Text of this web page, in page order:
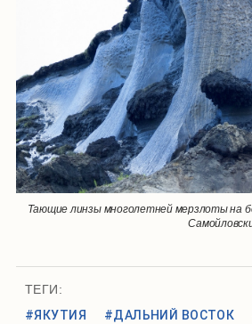
Тающие линзы многолетней мерзлоты на
ТЕГИ:
#ЯКУТИЯ
#ДАЛЬНИЙ ВОСТОК